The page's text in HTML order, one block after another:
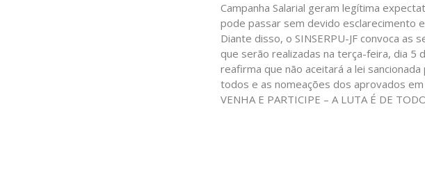
Campanha Salarial geram legítima
pode passar sem devido esclarecimento
Diante disso, o SINSERPU-JF convoca
que serão realizadas na terça-feira, dia 5
reafirma que não aceitará a lei
todos e as nomeações dos aprovados
VENHA E PARTICIPE – A LUTA É DE